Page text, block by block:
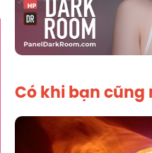
Có khi bạn cũng